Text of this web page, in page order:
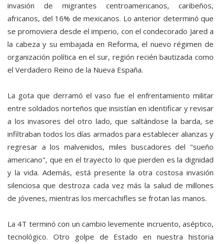
invasión de migrantes centroamericanos, caribeños,
africanos, del 16% de mexicanos. Lo anterior determinó que
se promoviera desde el imperio, con el condecorado Jared a
la cabeza y su embajada en Reforma, el nuevo régimen de
organización política en el sur, región recién bautizada como
el Verdadero Reino de la Nueva España.
La gota que derramó el vaso fue el enfrentamiento militar
entre soldados norteños que insistían en identificar y revisar
a los invasores del otro lado, que saltándose la barda, se
infiltraban todos los días armados para establecer alianzas y
regresar a los malvenidos, miles buscadores del "sueño
americano", que en el trayecto lo que pierden es la dignidad
y la vida. Además, está presente la otra costosa invasión
silenciosa que destroza cada vez más la salud de millones
de jóvenes, mientras los mercachifles se frotan las manos.
La 4T terminó con un cambio levemente incruento, aséptico,
tecnológico. Otro golpe de Estado en nuestra historia